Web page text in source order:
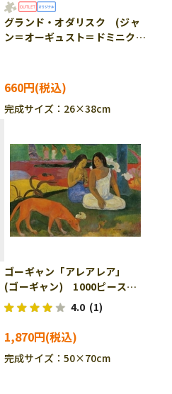
グランド・オダリスク (ジャ
ン＝オーギュスト＝ドミニク・
［CP-SS］
660円
完成サイズ：26×38cm
ゴーギャン「アレアレア」
(ゴーギャン) 1000ピース
ジグソーパズル RAV-008330
4.0 (1)
1,870円
完成サイズ：50×70cm